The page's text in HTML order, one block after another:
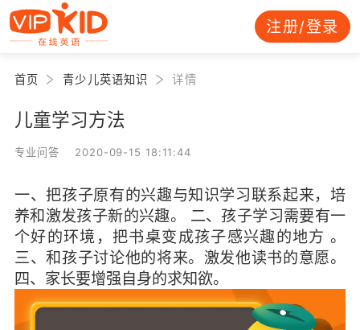
注册/登录
首页 青少儿英语知识 详情
儿童学习方法
专业问答 2020-09-15 18:11:44
一、把孩子原有的兴趣与知识学习联系起来，培
养和激发孩子新的兴趣。 二、孩子学习需要有一
个好的环境，把书桌变成孩子感兴趣的地方 。
三、和孩子讨论他的将来。激发他读书的意愿。
四、家长要增强自身的求知欲。